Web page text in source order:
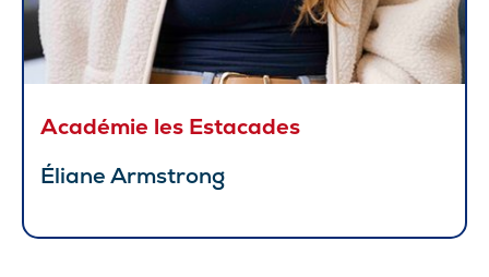
Académie les Estacades
Éliane Armstrong